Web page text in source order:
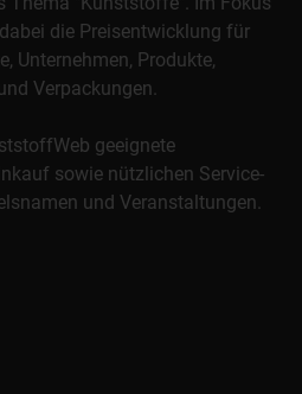
die Preisentwicklung für
Unternehmen, Produkte,
Verpackungen.
geeignete
sowie nützlichen Service-
und Veranstaltungen.